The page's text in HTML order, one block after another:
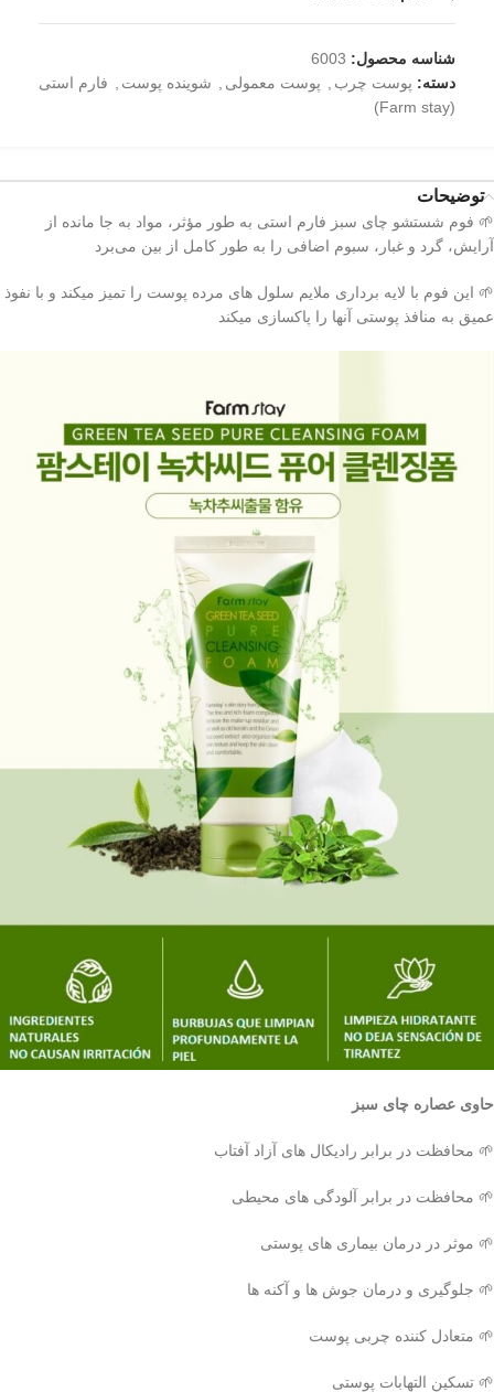
شناسه محصول: 6003
دسته: پوست چرب پوست معمولی شوینده پوست
فارم استی
(Farm stay)
توضیحات
🌱 فوم شستشو چای سبز فارم استی به طور مؤثر، مواد به جا مانده از
آرایش، گرد و غبار، سبوم اضافی را به طور کامل از بین می‌برد
🌱 این فوم با لایه برداری ملایم سلول های مرده پوست را تمیز میکند و با نفوذ
عمیق به منافذ پوستی آنها را پاکسازی میکند
حاوی عصاره چای سبز
🌱 محافظت در برابر رادیکال های آزاد آفتاب
🌱 محافظت در برابر آلودگی های محیطی
🌱 موثر در درمان بیماری های پوستی
🌱 جلوگیری و درمان جوش ها و آکنه ها
🌱 متعادل کننده چربی پوست
🌱 تسکین التهابات پوستی